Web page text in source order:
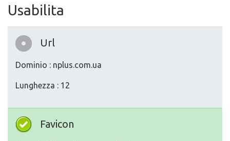
Usabilita
Url
Dominio : nplus.com.ua
Lunghezza : 12
Favicon